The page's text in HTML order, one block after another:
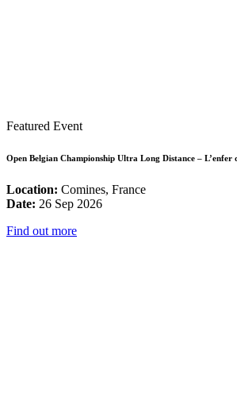
Featured Event
Open Belgian Championship Ultra Long Distance – L’enfer
Location: Comines, France
Date: 26 Sep 2026
Find out more